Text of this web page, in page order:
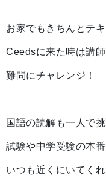
お家でもきちんとテ
Ceedsに来た時は講
難問にチャレンジ！
国語の読解も一人で挑
試験や中学受験の本
いつも近くにいてく